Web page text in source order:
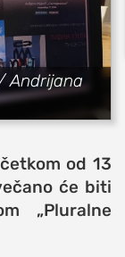
Andrijana
od 13
će biti
„Pluralne